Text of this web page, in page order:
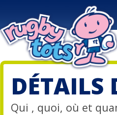
DÉTAILS
Qui , quoi, où et